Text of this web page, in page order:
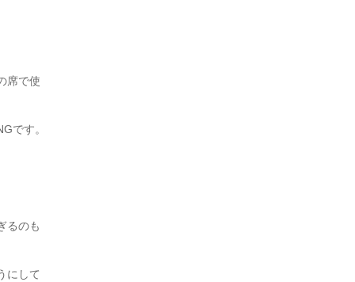
席で使
です。
るのも
にして